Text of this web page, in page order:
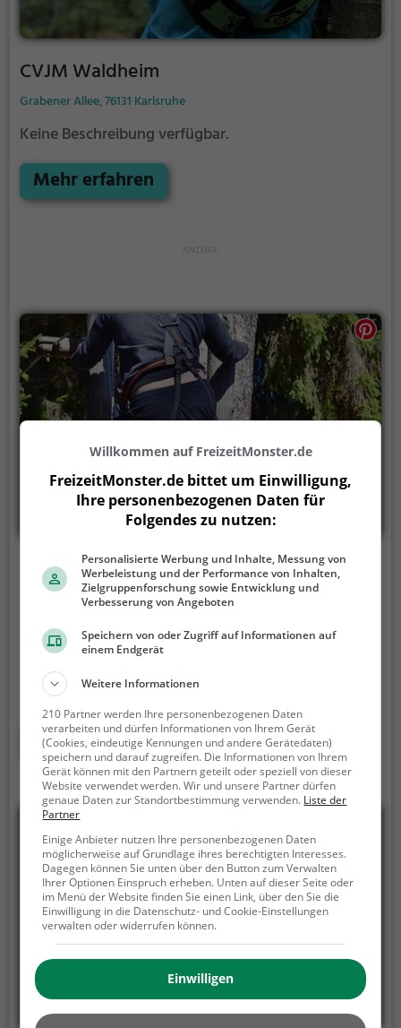
CVJM Waldheim
Grabener Allee, 76131 Karlsruhe
Keine Beschreibung verfügbar.
Mehr erfahren
Kletterwald Illingen
K 4510 1, 75428 Illingen
Der Kletterwald Illingen ist ein Hochseilgarten in
Illingen. Der Kletterwald Illingen ist die perfekte
Freizeitaktivität für einen Familienausflug, einen
Kindergeburtstag oder für alle die gerne klettern.
Zwischen den Bäumen, mehrere Meter über dem
Erdboden erwartet dich eine Welt voller Abenteuer
und Erlebnis. Der Kletterwald Illingen bietet sowohl
erfahreneren Kletterern als auch Anfängern jede
Menge Platz für Sport und Spaß.
Mehr erfahren
Willkommen auf FreizeitMonster.de
FreizeitMonster.de bittet um Einwilligung,
Ihre personenbezogenen Daten für
Folgendes zu nutzen:
Personalisierte Werbung und Inhalte, Messung von
Werbeleistung und der Performance von Inhalten,
Zielgruppenforschung sowie Entwicklung und
Verbesserung von Angeboten
Speichern von oder Zugriff auf Informationen auf
einem Endgerät
Weitere Informationen
210 Partner werden Ihre personenbezogenen Daten
verarbeiten und dürfen Informationen von Ihrem Gerät
(Cookies, eindeutige Kennungen und andere Gerätedaten)
speichern und darauf zugreifen. Die Informationen von Ihrem
Gerät können mit den Partnern geteilt oder speziell von dieser
Website verwendet werden. Wir und unsere Partner dürfen
genaue Daten zur Standortbestimmung verwenden. Liste der
Partner
Einige Anbieter nutzen Ihre personenbezogenen Daten
möglicherweise auf Grundlage ihres berechtigten Interesses.
Dagegen können Sie unten über den Button zum Verwalten
Ihrer Optionen Einspruch erheben. Unten auf dieser Seite oder
im Menü der Website finden Sie einen Link, über den Sie die
Einwilligung in die Datenschutz- und Cookie-Einstellungen
verwalten oder widerrufen können.
Einwilligen